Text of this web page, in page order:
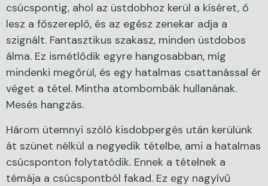
csúcspontig, ahol az üstdobhoz kerül a kíséret, ő
lesz a főszereplő, és az egész zenekar adja a
szignált. Fantasztikus szakasz, minden üstdobos
álma. Ez ismétlődik egyre hangosabban, míg
mindenki megőrül, és egy hatalmas csattanással ér
véget a tétel. Mintha atombombák hullanának.
Mesés hangzás.
Három ütemnyi szóló kisdobpergés után kerülünk
át szünet nélkül a negyedik tételbe, ami a hatalmas
csúcsponton folytatódik. Ennek a tételnek a
témája a csúcspontból fakad. Ez egy nagyívű